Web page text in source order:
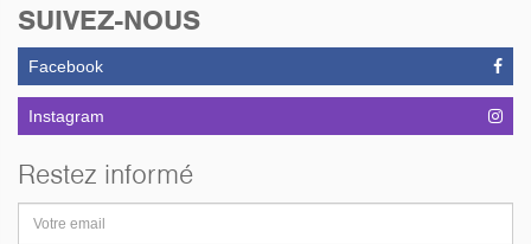
SUIVEZ-NOUS
Facebook
Instagram
Restez informé
email